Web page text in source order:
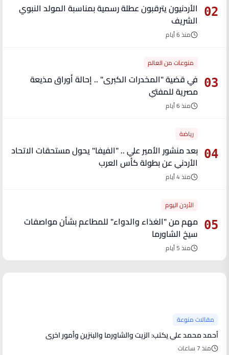
02 الأردنيون يترقبون عطلة رسمية بمناسبة المولد النبوي
الشريف
منذ 6 أيام
03
منوعات من العالم
في قضية "المخدرات الكبرى" .. إحالة أوراق مذيعة
مصرية للمفتي
منذ 6 أيام
04
رياضة
بعد منشور الأمير علي .. "الفيفا" يحول مستحقات الاتحاد
الأردني عن بطولة كأس العرب
منذ 4 أيام
05
الأردن اليوم
مهم من "الغذاء والدواء" للمطاعم بشأن مواصفات
سيخ الشاورما
منذ 5 أيام
مقالات منوعة
أحمد محمد علي يكتب: الزيت والشاورما والبنزين وأمور اخرى
منذ 7 ساعات